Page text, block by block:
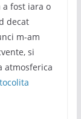
fost iara o
decat
m-am
si
atmosferica